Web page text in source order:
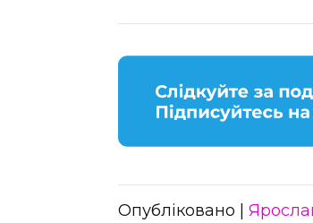
Опубліковано |